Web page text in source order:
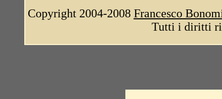
Copyright 2004-2008 Francesco
Tutti i diritti